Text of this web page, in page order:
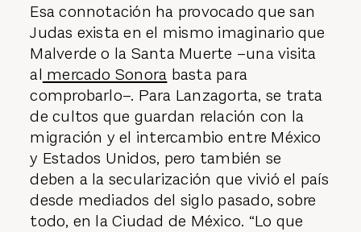
Esa connotación ha provocado que san
Judas exista en el mismo imaginario que
Malverde o la Santa Muerte –una visita
al mercado Sonora basta para
comprobarlo–. Para Lanzagorta, se trata
de cultos que guardan relación con la
migración y el intercambio entre México
y Estados Unidos, pero también se
deben a la secularización que vivió el país
desde mediados del siglo pasado, sobre
todo, en la Ciudad de México. “Lo que